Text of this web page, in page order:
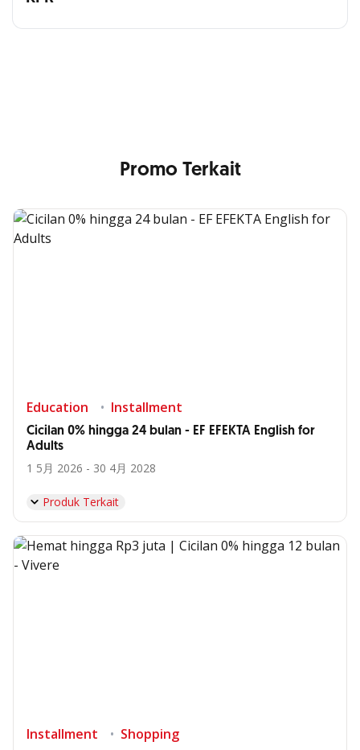
Cross Selling Banner Global
Promo Terkait
Education Installment
Cicilan 0% hingga 24 bulan - EF EFEKTA English for
Adults
1 5月 2026 - 30 4月 2028
Produk Terkait
Installment Shopping